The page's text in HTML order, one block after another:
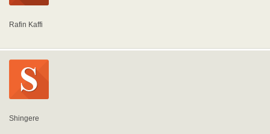
Rafin Kaffi
Shingere